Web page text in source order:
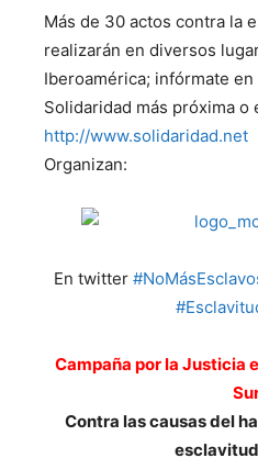
Más de 30 actos contra la
realizarán en diversos
Iberoamérica; infórmate
Solidaridad más próxima o
http://www.solidaridad.net
Organizan:
En twitter
Campaña por la Justicia
Contra las causas del